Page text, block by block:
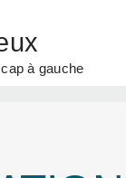
à gauche